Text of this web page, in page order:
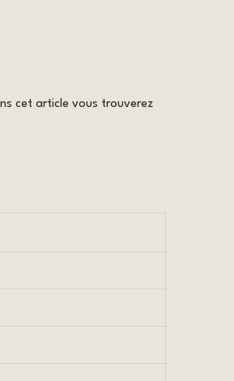
cet article vous trouverez